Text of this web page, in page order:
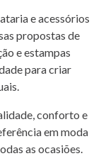
e acessórios
propostas de
e estampas
para criar
conforto e
em moda
as ocasiões.